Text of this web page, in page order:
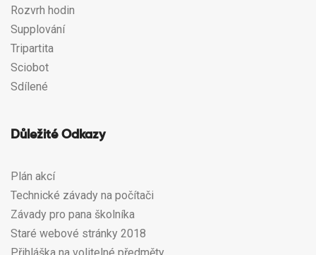
Rozvrh hodin
Supplování
Tripartita
Sciobot
Sdílené
Důležité Odkazy
Plán akcí
Technické závady na počítači
Závady pro pana školníka
Staré webové stránky 2018